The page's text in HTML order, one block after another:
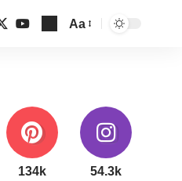
Aa
134k 54.3k